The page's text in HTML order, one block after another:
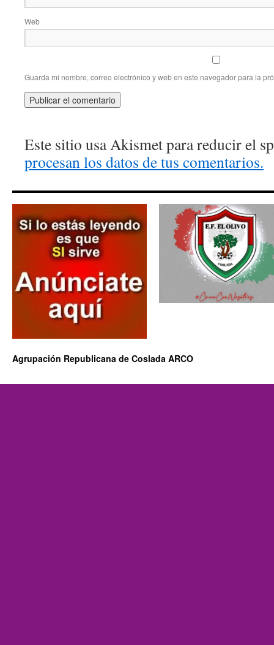
Web
Guarda mi nombre, correo electrónico y web en este navegador para la
Este sitio usa Akismet para reducir el
procesan los datos de tus comentarios.
Agrupación Republicana de Coslada ARCO